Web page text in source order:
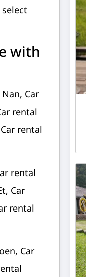
with
Car
rental
rental
rental
Car
rental
Car